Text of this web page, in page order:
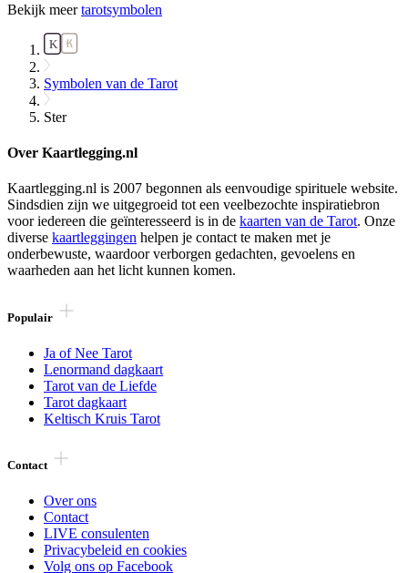
Bekijk meertarotsymbolen
Symbolen van de Tarot
Ster
Over Kaartlegging.nl
Kaartlegging.nl is 2007 begonnen als eenvoudige spirituele website.
Sindsdien zijn we uitgegroeid tot een veelbezochte inspiratiebron
voor iedereen die geïnteresseerd is in de kaarten van de Tarot. Onze
diverse kaartleggingen helpen je contact te maken met je
onderbewuste, waardoor verborgen gedachten, gevoelens en
waarheden aan het licht kunnen komen.
Populair
Ja of Nee Tarot
Lenormand dagkaart
Tarot van de Liefde
Tarot dagkaart
Keltisch Kruis Tarot
Contact
Over ons
Contact
LIVE consulenten
Privacybeleid en cookies
Volg ons op Facebook